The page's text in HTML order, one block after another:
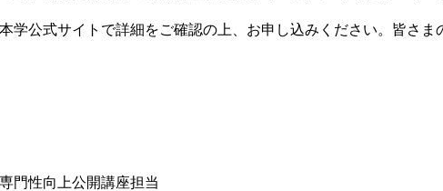
公式サイトで詳細をご確認の上、お申し込みください。皆さま
性向上公開講座担当